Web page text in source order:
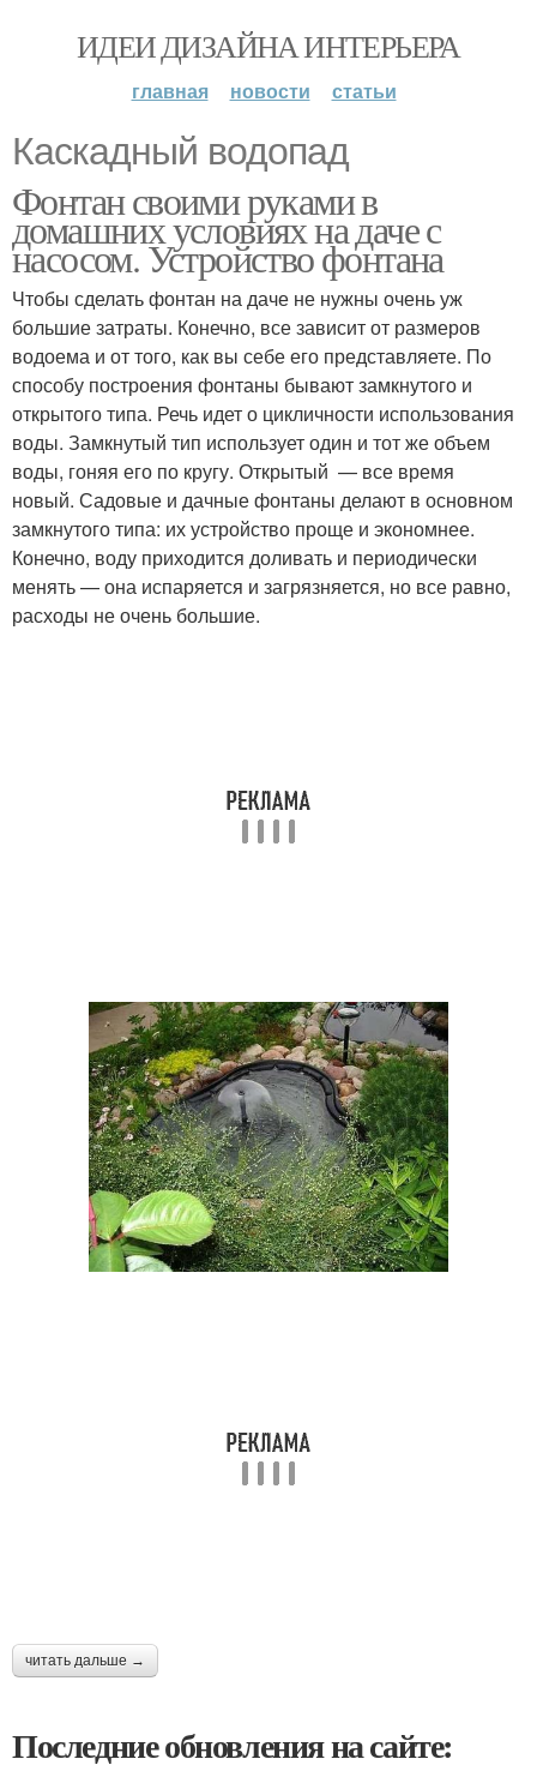
ИДЕИ ДИЗАЙНА ИНТЕРЬЕРА
главная новости статьи
Каскадный водопад
Фонтан своими руками в
домашних условиях на даче с
насосом. Устройство фонтана
Чтобы сделать фонтан на даче не нужны очень уж
большие затраты. Конечно, все зависит от размеров
водоема и от того, как вы себе его представляете. По
способу построения фонтаны бывают замкнутого и
открытого типа. Речь идет о цикличности использования
воды. Замкнутый тип использует один и тот же объем
воды, гоняя его по кругу. Открытый — все время
новый. Садовые и дачные фонтаны делают в основном
замкнутого типа: их устройство проще и экономнее.
Конечно, воду приходится доливать и периодически
менять — она испаряется и загрязняется, но все равно,
расходы не очень большие.
читать дальше →
Последние обновления на сайте: